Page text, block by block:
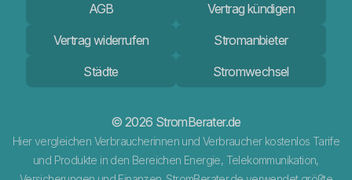
AGB
Vertrag kündigen
Vertrag widerrufen
Stromanbieter
Städte
Stromwechsel
© 2026 StromBerater.de
Hier vergleichen Verbraucherinnen und Verbraucher kostenlos Tarife
und Produkte in den Bereichen Energie, Telekommunikation,